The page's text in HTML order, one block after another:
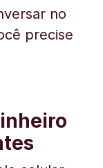
no
precise